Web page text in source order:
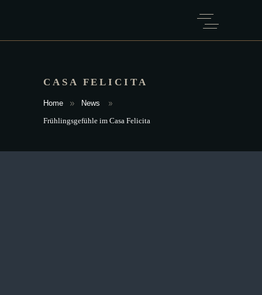
CASA FELICITA
Home News
Frühlingsgefühle im Casa Felicita